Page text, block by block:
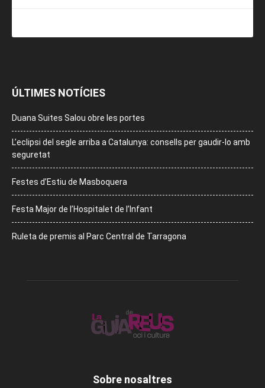
ÚLTIMES NOTÍCIES
Duana Suites Salou obre les portes
L’eclipsi del segle arriba a Catalunya: consells per gaudir-lo amb
seguretat
Festes d’Estiu de Masboquera
Festa Major de l’Hospitalet de l’Infant
Ruleta de premis al Parc Central de Tarragona
Sobre nosaltres